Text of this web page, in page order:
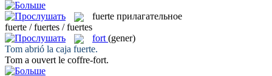
fuerte прилагательное
fuerte / fuertes / fuertes
fort (gener)
Tom abrió la caja fuerte.
Tom a ouvert le coffre-fort.